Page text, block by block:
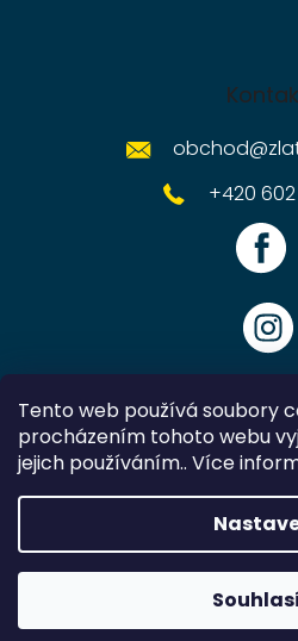
Tento web používá soubory
procházením tohoto webu
jejich používáním.. Více
obchod@
+420
Vytvořil
Zlatavelryba.cz.